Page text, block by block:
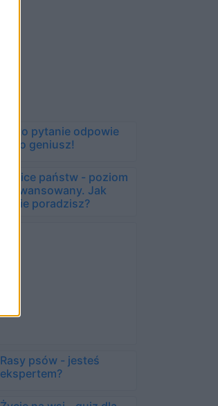
Na to pytanie odpowie
tylko geniusz!
Stolice państw - poziom
zaawansowany. Jak
sobie poradzisz?
Rasy psów - jesteś
ekspertem?